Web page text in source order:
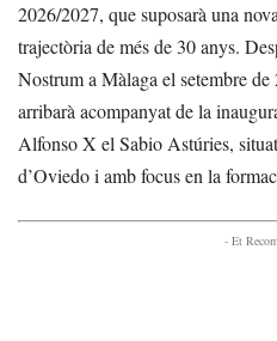
2026/2027, que suposarà una
trajectòria de més de 30 anys.
Nostrum a Màlaga el setembre
arribarà acompanyat de la
Alfonso X el Sabio Astúries,
d’Oviedo i amb focus en la
- Et